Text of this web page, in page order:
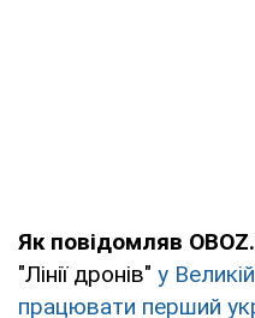
Як повідомляв
"Лінії дронів" у
працювати перший